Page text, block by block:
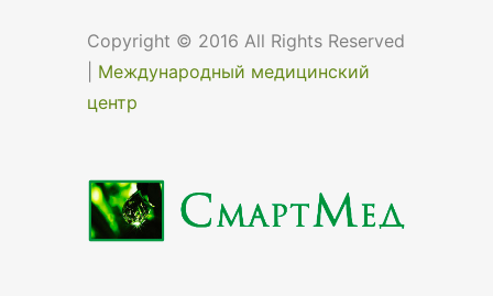
Copyright © 2016 All Rights Reserved
Международный медицинский
центр